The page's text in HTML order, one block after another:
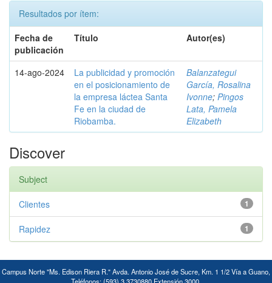
Resultados por ítem:
Fecha de
publicación
Título Autor(es)
14-ago-2024
La publicidad y promoción
en el posicionamiento de
la empresa láctea Santa
Fe en la ciudad de
Riobamba.
Balanzategui
García, Rosalina
Ivonne; Pingos
Lata, Pamela
Elizabeth
Discover
Subject
1
Clientes
1
Rapidez
Campus Norte "Ms. Edison Riera R." Avda. Antonio José de Sucre, Km. 1 1/2 Vía a Guano,